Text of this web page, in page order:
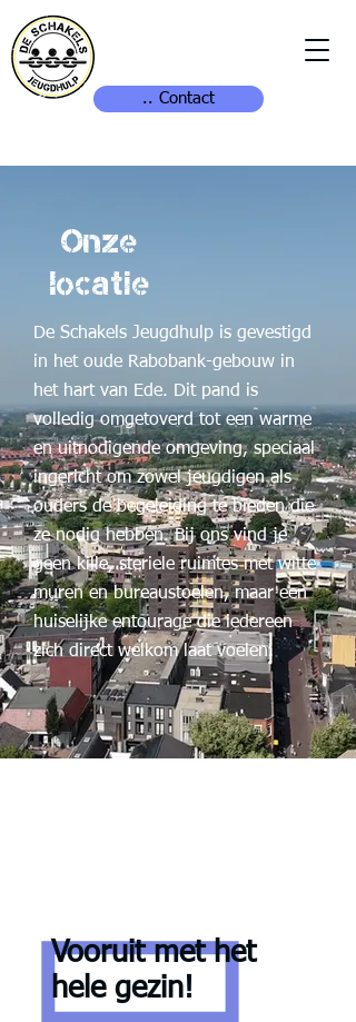
.. Contact
Onze
locatie
De Schakels Jeugdhulp is gevestigd
in het oude Rabobank-gebouw in
het hart van Ede. Dit pand is
volledig omgetoverd tot een warme
en uitnodigende omgeving, speciaal
ingericht om zowel jeugdigen als
ouders de begeleiding te bieden die
ze nodig hebben. Bij ons vind je
geen kille, steriele ruimtes met witte
muren en bureaustoelen, maar een
huiselijke entourage die iedereen
zich direct welkom laat voelen.
Vooruit met het
hele gezin!